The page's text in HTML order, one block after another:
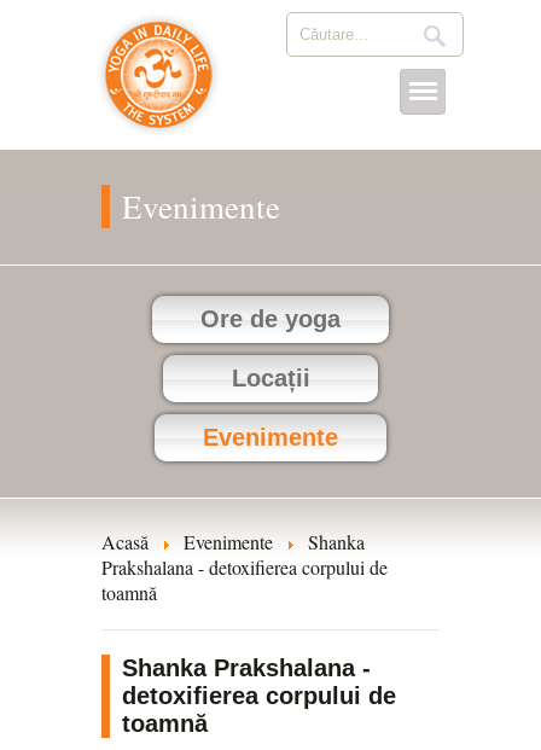
Evenimente
Ore de yoga
Locații
Evenimente
Acasă Evenimente
Shanka
Prakshalana - detoxifierea corpului de
toamnă
Shanka Prakshalana -
detoxifierea corpului de
toamnă